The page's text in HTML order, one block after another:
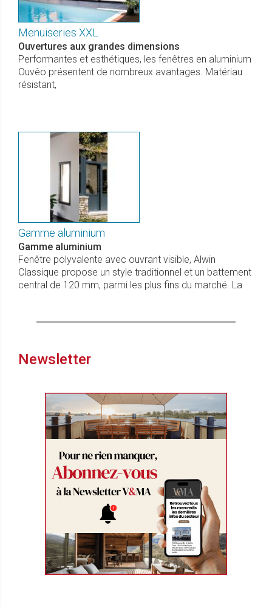
Menuiseries XXL
Ouvertures aux grandes dimensions
Performantes et esthétiques, les fenêtres en aluminium
Ouvêo présentent de nombreux avantages. Matériau
résistant,
Gamme aluminium
Gamme aluminium
Fenêtre polyvalente avec ouvrant visible, Alwin
Classique propose un style traditionnel et un battement
central de 120 mm, parmi les plus fins du marché. La
Newsletter